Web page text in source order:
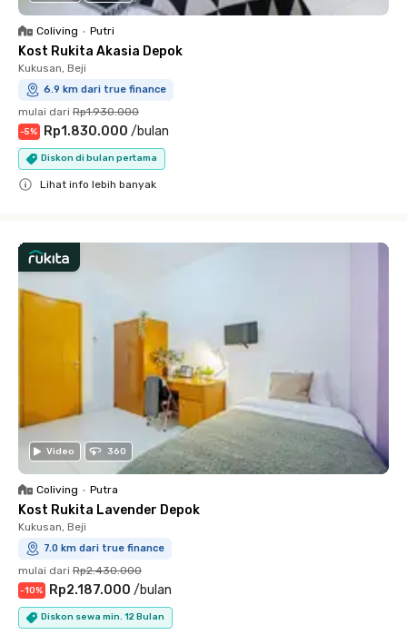
Coliving • Putri
Kost Rukita Akasia Depok
Kukusan, Beji
6.9 km dari true finance
mulai dari Rp1.930.000
-5% Rp1.830.000 /bulan
Diskon di bulan pertama
Lihat info lebih banyak
Video 360
Coliving • Putra
Kost Rukita Lavender Depok
Kukusan, Beji
7.0 km dari true finance
mulai dari Rp2.430.000
-10% Rp2.187.000 /bulan
Diskon sewa min. 12 Bulan